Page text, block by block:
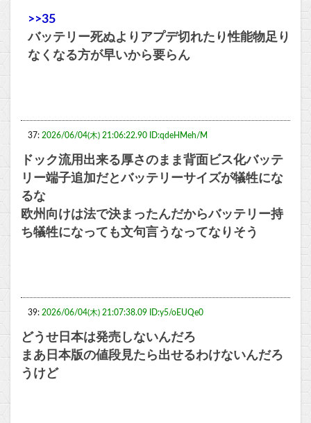
>>35
バッテリー死ぬよりアプデ切れたり性能物足り
なくなる方が早いから要らん
37: 2026/06/04(木) 21:06:22.90 ID:qdeHMeh/M
ドック流用出来る厚さのまま背面ビス化バッテ
リー端子追加だとバッテリーサイズが犠牲にな
るな
欧州向けは法で決まったんだからバッテリー持
ち犠牲になっても文句言うなってなりそう
39: 2026/06/04(木) 21:07:38.09 ID:y5/oEUQe0
どうせ日本は発売しないんだろ
まあ日本版の値段見たら出せるわけないんだろ
うけど